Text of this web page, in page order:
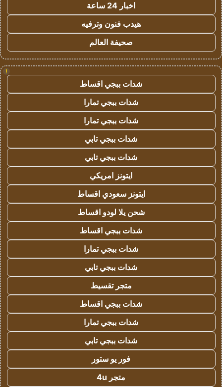
اخبار 24 ساعة
هيدب فنون وترفيه
صحيفة العالم
!
شدات ببجي اقساط
شدات ببجي تمارا
شدات ببجي تمارا
شدات ببجي تابي
شدات ببجي تابي
ايتونز امريكي
ايتونز سعودي اقساط
شحن يلا لودو اقساط
شدات ببجي اقساط
شدات ببجي تمارا
شدات ببجي تابي
متجر تقسيط
شدات ببجي اقساط
شدات ببجي تمارا
شدات ببجي تابي
فور يو ستور
متجر 4u